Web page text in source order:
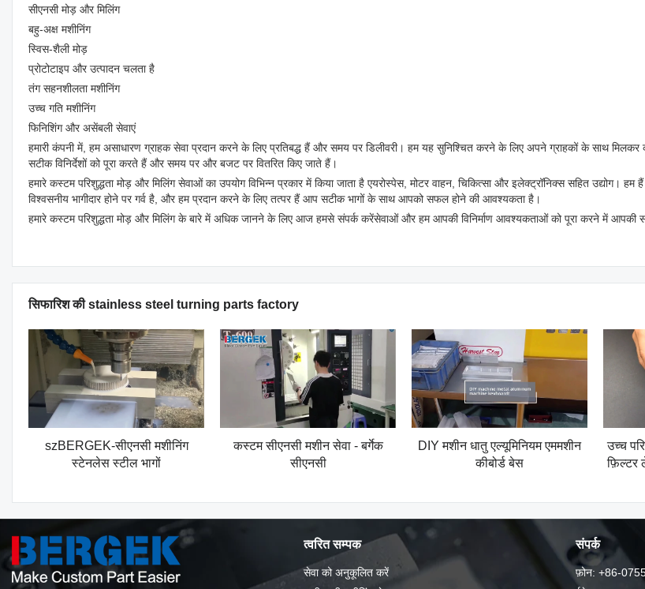
सीएनसी मोड़ और मिलिंग
बहु-अक्ष मशीनिंग
स्विस-शैली मोड़
प्रोटोटाइप और उत्पादन चलता है
तंग सहनशीलता मशीनिंग
उच्च गति मशीनिंग
फिनिशिंग और असेंबली सेवाएं
हमारी कंपनी में, हम असाधारण ग्राहक सेवा प्रदान करने के लिए प्रतिबद्ध हैं और समय पर डिलीवरी। हम यह सुनिश्चित करने के लिए अपने ग्राहकों के साथ
सटीक विनिर्देशों को पूरा करते हैं और समय पर और बजट पर वितरित किए जाते हैं।
हमारे कस्टम परिशुद्धता मोड़ और मिलिंग सेवाओं का उपयोग विभिन्न प्रकार में किया जाता है एयरोस्पेस, मोटर वाहन, चिकित्सा और इलेक्ट्रॉनिक्स सहित उद्योग। हम
विश्वसनीय भागीदार होने पर गर्व है, और हम प्रदान करने के लिए तत्पर हैं आप सटीक भागों के साथ आपको सफल होने की आवश्यकता है।
हमारे कस्टम परिशुद्धता मोड़ और मिलिंग के बारे में अधिक जानने के लिए आज हमसे संपर्क करेंसेवाओं और हम आपकी विनिर्माण आवश्यकताओं को पूरा करने में
सिफारिश की stainless steel turning parts factory
szBERGEK-सीएनसी मशीनिंग
स्टेनलेस स्टील भागों
कस्टम सीएनसी मशीन सेवा - बर्गेक
सीएनसी
DIY मशीन धातु एल्यूमिनियम एममशीन
कीबोर्ड बेस
उच्च
फ़िल्टर
त्वरित सम्पक
सेवा को अनुकूलित करें
संपर्क
फ़ोन: +86-